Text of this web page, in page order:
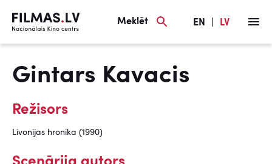
Meklēt EN LV
Gintars Kavacis
Režisors
Livonijas hronika (1990)